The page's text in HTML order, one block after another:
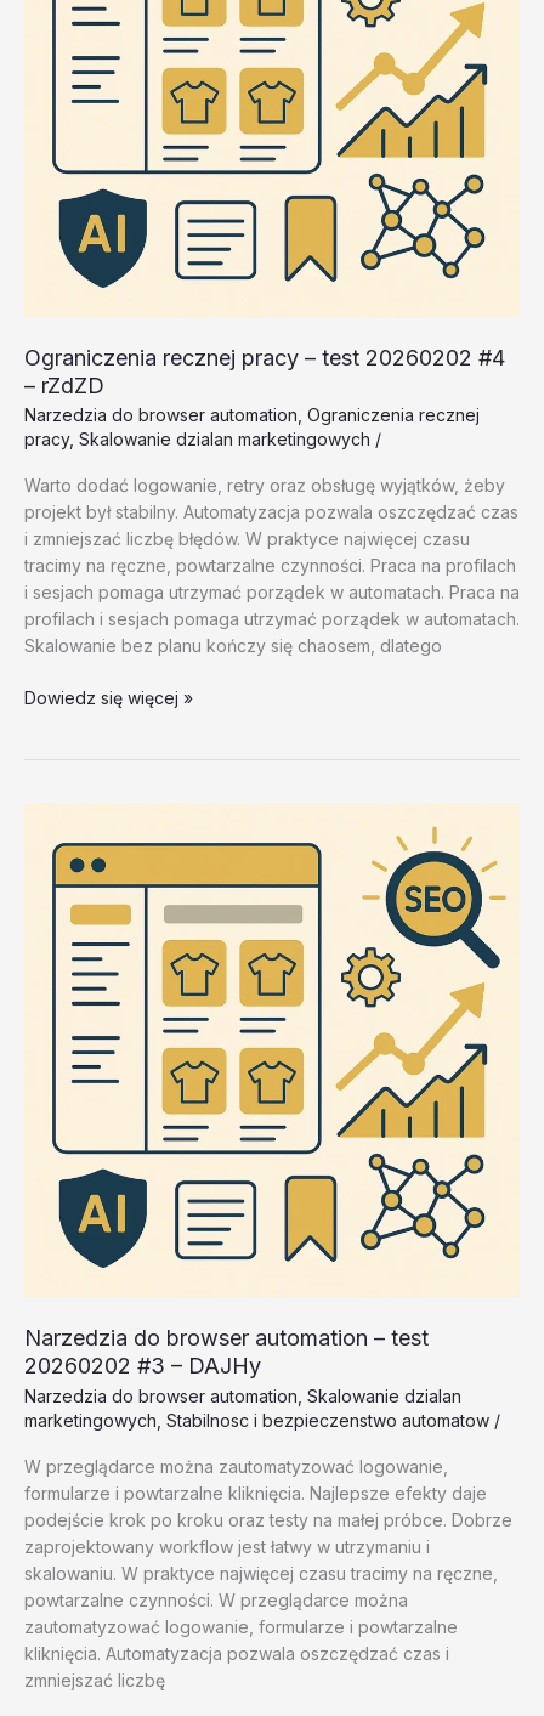
Ograniczenia recznej pracy – test 20260202 #4
– rZdZD
Narzedzia do browser automation Ograniczenia recznej
pracy, Skalowanie dzialan marketingowych /
Warto dodać logowanie, retry oraz obsługę wyjątków, żeby
projekt był stabilny. Automatyzacja pozwala oszczędzać czas
i zmniejszać liczbę błędów. W praktyce najwięcej czasu
tracimy na ręczne, powtarzalne czynności. Praca na profilach
i sesjach pomaga utrzymać porządek w automatach. Praca na
profilach i sesjach pomaga utrzymać porządek w automatach.
Skalowanie bez planu kończy się chaosem, dlatego
Ograniczenia
test
rZdZD
Dowiedz się więcej »
Narzedzia do browser automation – test
20260202 #3 – DAJHy
Narzedzia do browser automation Skalowanie dzialan
marketingowych Stabilnosc i bezpieczenstwo automatow /
W przeglądarce można zautomatyzować logowanie,
formularze i powtarzalne kliknięcia. Najlepsze efekty daje
podejście krok po kroku oraz testy na małej próbce. Dobrze
zaprojektowany workflow jest łatwy w utrzymaniu i
skalowaniu. W praktyce najwięcej czasu tracimy na ręczne,
powtarzalne czynności. W przeglądarce można
zautomatyzować logowanie, formularze i powtarzalne
kliknięcia. Automatyzacja pozwala oszczędzać czas i
zmniejszać liczbę